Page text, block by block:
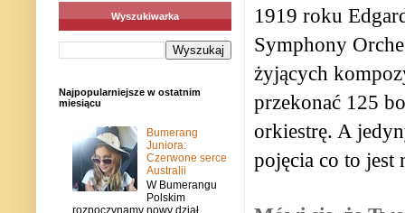
1919 roku
Symphony
żyjących
przekonać 125
orkiestrę. A
pojęcia co to jest
Wyszukiwarka
Najpopularniejsze w ostatnim
miesiącu
Bumerang
Juniora:
Czerwone serce
Australii
W Bumerangu
Polskim
rozpoczynamy nowy dział